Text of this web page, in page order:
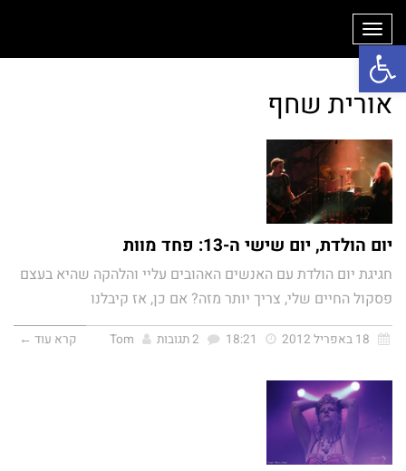
פתח סרגל נגישות
תפריט
אורית שחף
יום הולדת, יום שישי ה-13: פחד מוות
חגיגת יום הולדת עם האנשים האהובים עליי והלהקה שהיא בעצם
פסקול החיים שלי, צריך יותר מזה? אם כן, אז קיבלנו
2 תגובות Tom קרא עוד ←